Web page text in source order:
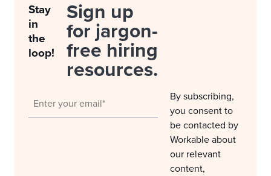
Stay
in
the
loop!
Sign up
for jargon-
free hiring
resources.
By subscribing,
you consent to
be contacted by
Workable about
our relevant
content,